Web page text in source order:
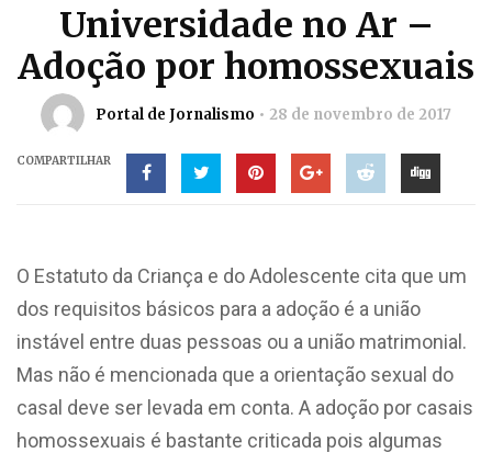
Universidade no Ar –
Adoção por homossexuais
Portal de Jornalismo 28 de novembro de 2017
COMPARTILHAR
O Estatuto da Criança e do Adolescente cita que um
dos requisitos básicos para a adoção é a união
instável entre duas pessoas ou a união matrimonial.
Mas não é mencionada que a orientação sexual do
casal deve ser levada em conta. A adoção por casais
homossexuais é bastante criticada pois algumas